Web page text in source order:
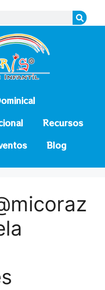
Recursos
Blog